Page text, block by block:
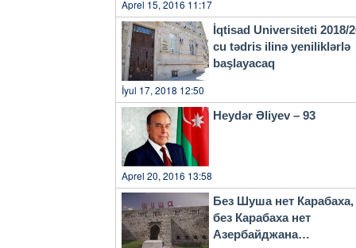
Aprel 15, 2016 11:17
İqtisad Universiteti 2018/
cu tədris ilinə yeniliklərlə
başlayacaq
İyul 17, 2018 12:50
Heydər Əliyev – 93
Aprel 20, 2016 13:58
Без Шуша нет Карабаха,
без Карабаха нет
Азербайджана…